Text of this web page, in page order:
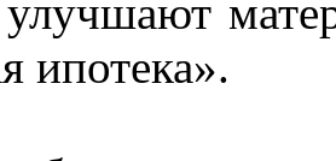
ипотека».